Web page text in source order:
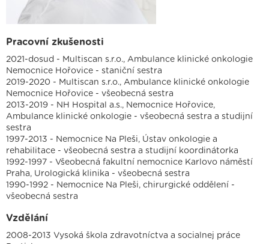
Jsme držiteli
Projekt za finanční
podpory EU
Právní prohlášení Cookies Pro média
YouTube
LinkedIn
Zdraví člověka. Lidskost. Vstřícnost.
Pracovní zkušenosti
2021-dosud - Multiscan s.r.o., Ambulance klinické onkologie
Nemocnice Hořovice - staniční sestra
2019-2020 - Multiscan s.r.o., Ambulance klinické onkologie
Nemocnice Hořovice - všeobecná sestra
2013-2019 - NH Hospital a.s., Nemocnice Hořovice,
Ambulance klinické onkologie - všeobecná sestra a studijní
sestra
1997-2013 - Nemocnice Na Pleši, Ústav onkologie a
rehabilitace - všeobecná sestra a studijní koordinátorka
1992-1997 - Všeobecná fakultní nemocnice Karlovo náměstí
Praha, Urologická klinika - všeobecná sestra
1990-1992 - Nemocnice Na Pleši, chirurgické oddělení -
všeobecná sestra
Vzdělání
2008-2013 Vysoká škola zdravotníctva a socialnej práce